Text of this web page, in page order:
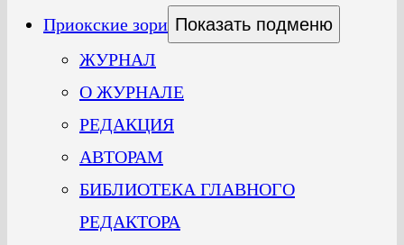
Приокские зори Показать подменю
ЖУРНАЛ
О ЖУРНАЛЕ
РЕДАКЦИЯ
АВТОРАМ
БИБЛИОТЕКА ГЛАВНОГО
РЕДАКТОРА